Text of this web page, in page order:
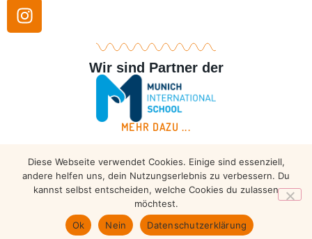
Wir sind Partner der
MEHR DAZU ...
Copyright © 2026 – Taekwondo Ammersee | All rights
reserved.
Diese Webseite verwendet Cookies. Einige sind essenziell,
andere helfen uns, dein Nutzungserlebnis zu verbessern. Du
kannst selbst entscheiden, welche Cookies du zulassen
möchtest.
Ok
Nein Datenschutzerklärung